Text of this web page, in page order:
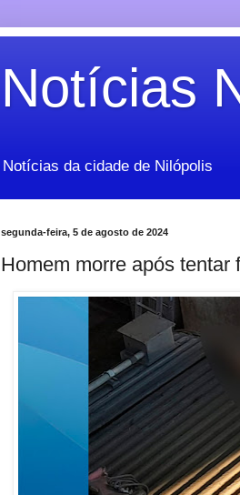
Notícias
Notícias da cidade de Nilópolis
segunda-feira, 5 de agosto de 2024
Homem morre após tentar